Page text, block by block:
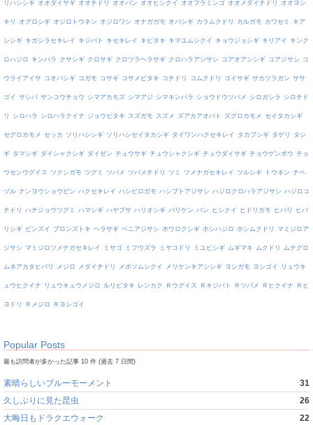
リハシシギ オオダイサギ オオチドリ オオバン オオヒシクイ オオフラミンゴ オオメダイチドリ オオヨシ
キリ オグロシギ オジロトウネン オジロワシ オナガガモ オバシギ カラムクドリ カルガモ カワセミ キア
シシギ キガシラセキレイ キジバト キセキレイ キビタキ キマユムシクイ キョウジョシギ キリアイ キンク
ロハジロ キンパラ クサシギ クロサギ クロツラヘラサギ クロハラアジサシ コアオアシシギ コアジサシ コ
ウライアイサ コオバシギ コガモ コサギ コサメビタキ コチドリ コムクドリ ゴイサギ サカツラガン ササ
ゴイ サシバ サンコウチョウ シマアカモズ シマアジ シマキンパラ ショウドウツバメ シロガシラ シロチド
リ シロハラ シロハラクイナ ジョウビタキ スズガモ スズメ ズアカアオバト ズグロカモメ セイタカシギ
セグロカモメ セッカ ソリハシシギ ソリハシセイタカシギ タイワンハクセキレイ タカブシギ タゲリ タシ
ギ タマシギ ダイシャクシギ ダイゼン チュウサギ チュウシャクシギ チュウダイサギ チョウゲンボウ チョ
ウセンウグイス ツクシガモ ツグミ ツバメ ツバメチドリ ツミ ツメナガセキレイ ツルシギ トウネン ナベ
ヅル ナンヨウショウビン ハクセキレイ ハシビロガモ ハシブトアジサシ ハジロクロハラアジサシ ハジロコ
チドリ ハチジョウツグミ ハマシギ ハヤブサ ハリオシギ バリケン バン ヒシクイ ヒドリガモ ヒバリ ヒバ
リシギ ビンズイ ブロンズトキ ヘラサギ ベニアジサシ ホウロクシギ ホシハジロ ホシムクドリ マミジロア
ジサシ マミジロツメナガセキレイ ミサゴ ミフウズラ ミヤコドリ ミユビシギ ムギマキ ムクドリ ムナグロ
ムネアカタヒバリ メジロ メダイチドリ メボソムシクイ メリケンキアシシギ ヨシガモ ヨシゴイ リュウキ
ュウヒクイナ リュウキュウメジロ ルリビタキ レンカク Ｒウグイス Ｒキジバト Ｒツバメ Ｒヒクイナ Ｒヒ
ヨドリ Ｒメジロ Ｒヨシゴイ
Popular Posts
最も訪問者が多かった記事 10 件 (過去 7 日間)
素晴らしいブルーモーメント
31
久しぶりに見た昆虫
26
大晦日もドラクエウォーク
22